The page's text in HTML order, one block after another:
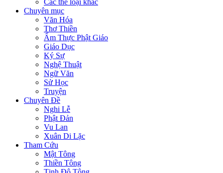
Các thể loại khác
Chuyên mục
Văn Hóa
Thơ Thiền
Ẩm Thực Phật Giáo
Giáo Dục
Ký Sự
Nghệ Thuật
Ngữ Văn
Sử Học
Truyện
Chuyên Đề
Nghi Lễ
Phật Đản
Vu Lan
Xuân Di Lặc
Tham Cứu
Mật Tông
Thiền Tông